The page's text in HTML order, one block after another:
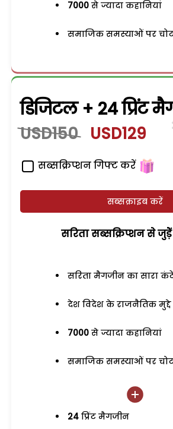
7000 से ज्यादा कहानियां
समाजिक समस्याओं पर
डिजिटल + 24 प्रिंट
USD150 USD129
सब्सक्रिप्शन गिफ्ट करें
सब्सक्राइब करें
सरिता सब्सक्रिप्शन से
सरिता मैगजीन का सारा
देश विदेश के राजनैतिक मुद्दे
7000 से ज्यादा कहानियां
समाजिक समस्याओं पर
24 प्रिंट मैगजीन